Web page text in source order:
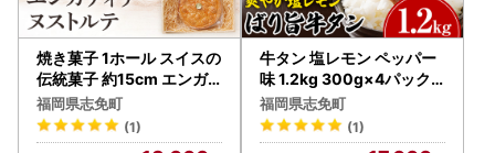
焼き菓子 1ホール スイスの
伝統菓子 約15cm エンガ
ディナーヌストルテ
福岡県志免町
(1)
牛タン 塩レモン ペッパー
味 1.2kg 300g×4パック
牛タン
福岡県志免町
(1)